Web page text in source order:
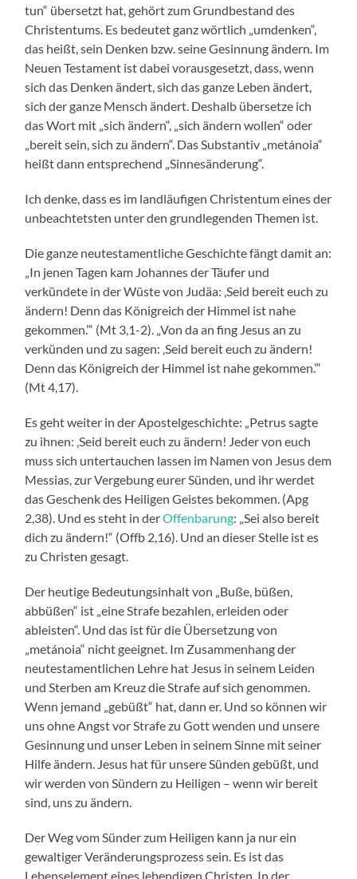
tun“ übersetzt hat, gehört zum Grundbestand des
Christentums. Es bedeutet ganz wörtlich „umdenken“,
das heißt, sein Denken bzw. seine Gesinnung ändern. Im
Neuen Testament ist dabei vorausgesetzt, dass, wenn
sich das Denken ändert, sich das ganze Leben ändert,
sich der ganze Mensch ändert. Deshalb übersetze ich
das Wort mit „sich ändern“, „sich ändern wollen“ oder
„bereit sein, sich zu ändern“. Das Substantiv „metánoia“
heißt dann entsprechend „Sinnesänderung“.
Ich denke, dass es im landläufigen Christentum eines der
unbeachtetsten unter den grundlegenden Themen ist.
Die ganze neutestamentliche Geschichte fängt damit an:
„In jenen Tagen kam Johannes der Täufer und
verkündete in der Wüste von Judäa: ‚Seid bereit euch zu
ändern! Denn das Königreich der Himmel ist nahe
gekommen.’“ (Mt 3,1-2). „Von da an fing Jesus an zu
verkünden und zu sagen: ‚Seid bereit euch zu ändern!
Denn das Königreich der Himmel ist nahe gekommen.’“
(Mt 4,17).
Es geht weiter in der Apostelgeschichte: „Petrus sagte
zu ihnen: ‚Seid bereit euch zu ändern! Jeder von euch
muss sich untertauchen lassen im Namen von Jesus dem
Messias, zur Vergebung eurer Sünden, und ihr werdet
das Geschenk des Heiligen Geistes bekommen. (Apg
2,38). Und es steht in derOffenbarung: „Sei also bereit
dich zu ändern!“ (Offb 2,16). Und an dieser Stelle ist es
zu Christen gesagt.
Der heutige Bedeutungsinhalt von „Buße, büßen,
abbüßen“ ist „eine Strafe bezahlen, erleiden oder
ableisten“. Und das ist für die Übersetzung von
„metánoia“ nicht geeignet. Im Zusammenhang der
neutestamentlichen Lehre hat Jesus in seinem Leiden
und Sterben am Kreuz die Strafe auf sich genommen.
Wenn jemand „gebüßt“ hat, dann er. Und so können wir
uns ohne Angst vor Strafe zu Gott wenden und unsere
Gesinnung und unser Leben in seinem Sinne mit seiner
Hilfe ändern. Jesus hat für unsere Sünden gebüßt, und
wir werden von Sündern zu Heiligen – wenn wir bereit
sind, uns zu ändern.
Der Weg vom Sünder zum Heiligen kann ja nur ein
gewaltiger Veränderungsprozess sein. Es ist das
Lebenselement eines lebendigen Christen. In der